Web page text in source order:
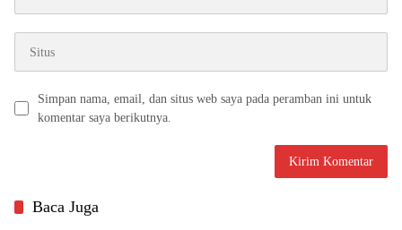
Simpan nama, email, dan situs web saya pada peramban ini untuk
komentar saya berikutnya.
Baca Juga